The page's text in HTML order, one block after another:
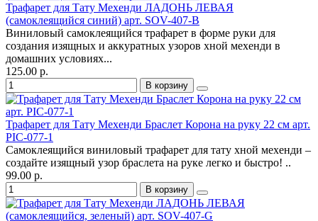
Трафарет для Тату Мехенди ЛАДОНЬ ЛЕВАЯ
(самоклеящийся синий) арт. SOV-407-B
Виниловый самоклеящийся трафарет в форме руки для
создания изящных и аккуратных узоров хной мехенди в
домашних условиях...
125.00 р.
В корзину
Трафарет для Тату Мехенди Браслет Корона на руку 22 см арт.
PIC-077-1
Самоклеящийся виниловый трафарет для тату хной мехенди –
создайте изящный узор браслета на руке легко и быстро! ..
99.00 р.
В корзину